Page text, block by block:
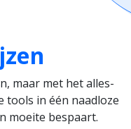
maar met het alles-
tools in één naadloze
moeite bespaart.